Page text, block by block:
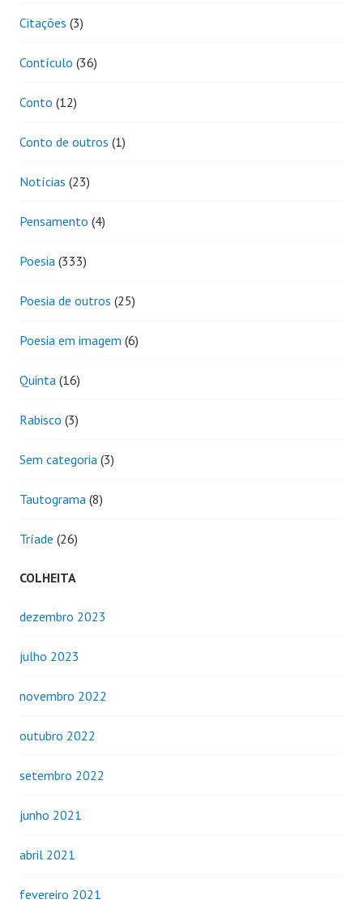
Citações (3)
Contículo (36)
Conto (12)
Conto de outros (1)
Notícias (23)
Pensamento (4)
Poesia (333)
Poesia de outros (25)
Poesia em imagem (6)
Quinta (16)
Rabisco (3)
Sem categoria (3)
Tautograma (8)
Tríade (26)
COLHEITA
dezembro 2023
julho 2023
novembro 2022
outubro 2022
setembro 2022
junho 2021
abril 2021
fevereiro 2021